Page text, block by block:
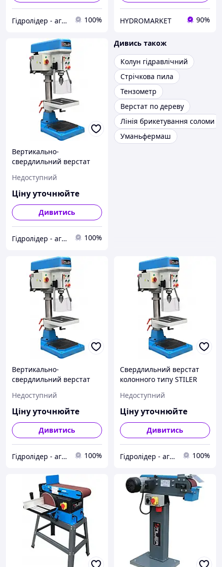
Гідролідер - агротехніка, промислове та будівельне обладнання 100% HYDROMARKET 90%
Вертикально-
свердлильний верстат
WS16 Slavles
Недоступний
Ціну уточнюйте
Дивитись
Гідролідер - агротехніка, промислове та будівельне обладнання 100%
Дивись також
Колун гідравлічний
Стрічкова пила
Тензометр
Верстат по дереву
Лінія брикетування соломи
Уманьфермаш
Вертикально-
свердлильний верстат
WS32 Slavles
Недоступний
Ціну уточнюйте
Дивитись
Гідролідер - агротехніка, промислове та будівельне обладнання 100%
Свердлильний верстат
колонного типу STILER
Недоступний
Ціну уточнюйте
Дивитись
Гідролідер - агротехніка, промислове та будівельне обладнання 100%